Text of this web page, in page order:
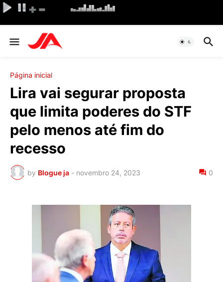
Página inicial
Lira vai segurar proposta
que limita poderes do STF
pelo menos até fim do
recesso
by Blogue ja - novembro 24, 2023 0